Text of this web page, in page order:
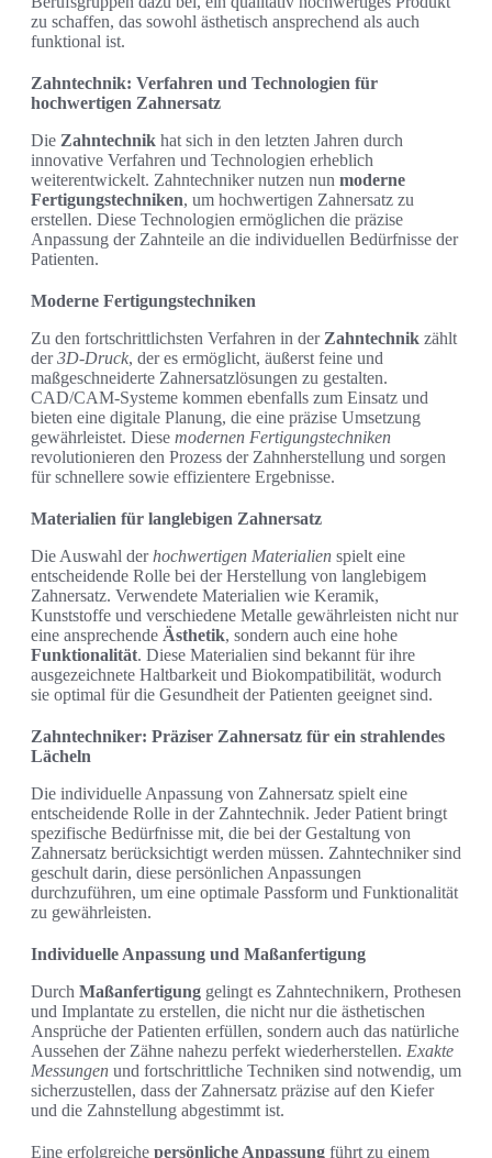
zu schaffen, das sowohl ästhetisch ansprechend als auch
funktional ist.
Zahntechnik: Verfahren und Technologien für
hochwertigen Zahnersatz
Die Zahntechnik hat sich in den letzten Jahren durch
innovative Verfahren und Technologien erheblich
weiterentwickelt. Zahntechniker nutzen nun moderne
Fertigungstechniken, um hochwertigen Zahnersatz zu
erstellen. Diese Technologien ermöglichen die präzise
Anpassung der Zahnteile an die individuellen Bedürfnisse der
Patienten.
Moderne Fertigungstechniken
Zu den fortschrittlichsten Verfahren in der Zahntechnik zählt
der3D-Druck, der es ermöglicht, äußerst feine und
maßgeschneiderte Zahnersatzlösungen zu gestalten.
CAD/CAM-Systeme kommen ebenfalls zum Einsatz und
bieten eine digitale Planung, die eine präzise Umsetzung
gewährleistet. Diese modernen Fertigungstechniken
revolutionieren den Prozess der Zahnherstellung und sorgen
für schnellere sowie effizientere Ergebnisse.
Materialien für langlebigen Zahnersatz
Die Auswahl derhochwertigen Materialien spielt eine
entscheidende Rolle bei der Herstellung von langlebigem
Zahnersatz. Verwendete Materialien wie Keramik,
Kunststoffe und verschiedene Metalle gewährleisten nicht nur
eine ansprechende Ästhetik, sondern auch eine hohe
Funktionalität. Diese Materialien sind bekannt für ihre
ausgezeichnete Haltbarkeit und Biokompatibilität, wodurch
sie optimal für die Gesundheit der Patienten geeignet sind.
Zahntechniker: Präziser Zahnersatz für ein strahlendes
Lächeln
Die individuelle Anpassung von Zahnersatz spielt eine
entscheidende Rolle in der Zahntechnik. Jeder Patient bringt
spezifische Bedürfnisse mit, die bei der Gestaltung von
Zahnersatz berücksichtigt werden müssen. Zahntechniker sind
geschult darin, diese persönlichen Anpassungen
durchzuführen, um eine optimale Passform und Funktionalität
zu gewährleisten.
Individuelle Anpassung und Maßanfertigung
Durch Maßanfertigung gelingt es Zahntechnikern, Prothesen
und Implantate zu erstellen, die nicht nur die ästhetischen
Ansprüche der Patienten erfüllen, sondern auch das natürliche
Aussehen der Zähne nahezu perfekt wiederherstellen. Exakte
Messungen und fortschrittliche Techniken sind notwendig, um
sicherzustellen, dass der Zahnersatz präzise auf den Kiefer
und die Zahnstellung abgestimmt ist.
Eine erfolgreiche persönliche Anpassung führt zu einem